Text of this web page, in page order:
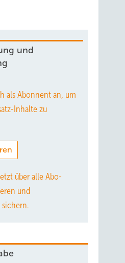
und
als Abonnent an, um
Inhalte zu
über alle Abo-
und
sichern.